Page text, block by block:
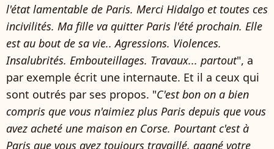
l'état lamentable de Paris. Merci Hidalgo et toutes ces
incivilités. Ma fille va quitter Paris l'été prochain. Elle
est au bout de sa vie.. Agressions. Violences.
Insalubrités. Embouteillages. Travaux... partout", a
par exemple écrit une internaute. Et il a ceux qui
sont outrés par ses propos. "C'est bon on a bien
compris que vous n'aimiez plus Paris depuis que vous
avez acheté une maison en Corse. Pourtant c'est à
Paris que vous avez toujours travaillé, gagné votre